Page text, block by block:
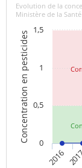
Concentration en pesticides
Evolution de la
Ministère de la Santé
2016 2017
0
0,5
1
1,5